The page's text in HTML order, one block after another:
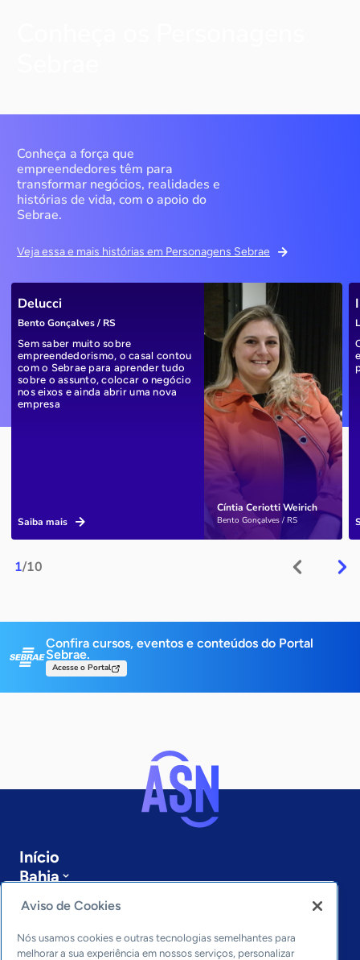
Conheça a força que
empreendedores têm para
transformar negócios, realidades e
histórias de vida, com o apoio do
Sebrae.
Veja essa e mais histórias em Personagens Sebrae
1/10
Cíntia Ceriotti Weirich
Bento Gonçalves / RS
Delucci
Bento Gonçalves / RS
Sem saber muito sobre
empreendedorismo, o casal contou
com o Sebrae para aprender tudo
sobre o assunto, colocar o negócio
nos eixos e ainda abrir uma nova
empresa
Saiba mais
Confira cursos, eventos e conteúdos do Portal
Sebrae.
Acesse o Portal
Início
Bahia
Últimas notícias
Entre em contato
Editorias
Aviso de Cookies
Nós usamos cookies e outras tecnologias semelhantes para
melhorar a sua experiência em nossos serviços, personalizar